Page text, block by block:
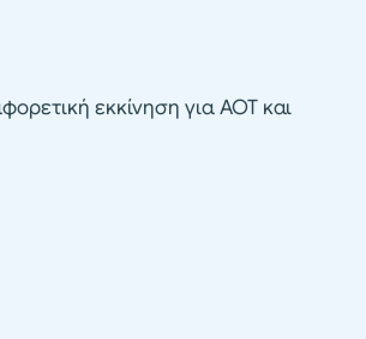
εκκίνηση για ΑΟΤ και